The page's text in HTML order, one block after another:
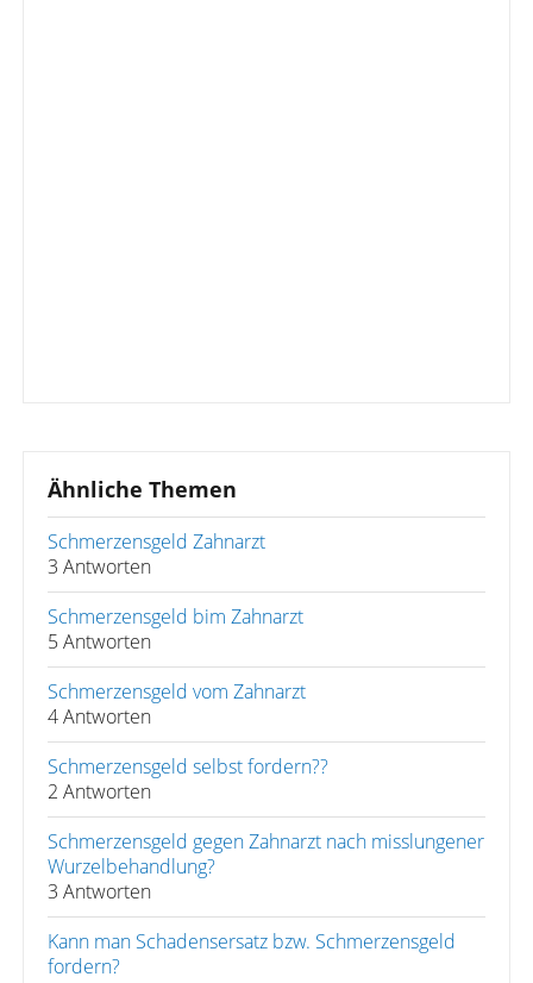
Ähnliche Themen
Schmerzensgeld Zahnarzt
3 Antworten
Schmerzensgeld bim Zahnarzt
5 Antworten
Schmerzensgeld vom Zahnarzt
4 Antworten
Schmerzensgeld selbst fordern??
2 Antworten
Schmerzensgeld gegen Zahnarzt nach misslungener
Wurzelbehandlung?
3 Antworten
Kann man Schadensersatz bzw. Schmerzensgeld
fordern?